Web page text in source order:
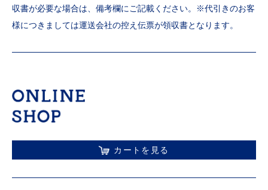
収書が必要な場合は、備考欄にご記載ください。※代引きのお客
様につきましては運送会社の控え伝票が領収書となります。
カートを見る